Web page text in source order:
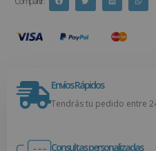
Envíos Rápidos
Tendrás tu pedido entre
Consultas personalizadas